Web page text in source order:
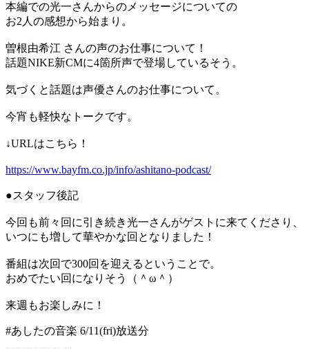
本編での光一さんからのメッセージについての
お2人の感想から始まり。
曽根由希江 さんの声のお仕事について！
話題NIKE新CMに4箇所声で登場しているそう。
気づくと話題は声優さんのお仕事について。
今宵も軽快なトークです。
↓URLはこちら！
https://www.bayfm.co.jp/info/ashitano-podcast/
●スタッフ後記
今回も前々回に引き続き光一さんがゲストに来てくださり、
いつにも増して華やかな回となりました！
番組は次回で300回を迎えるということで。
おめでたい回になりそう（＾ω＾）
来週もお楽しみに！
#あしたの音楽 6/11(fri)放送分